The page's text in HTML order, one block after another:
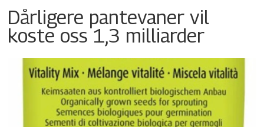
Dårligere pantevaner vil
koste oss 1,3 milliarder